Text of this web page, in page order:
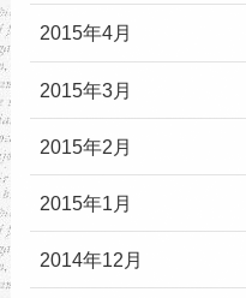
2015年4月
2015年3月
2015年2月
2015年1月
2014年12月